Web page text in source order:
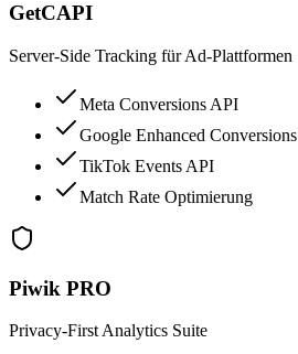
GetCAPI
Server-Side Tracking für Ad-Plattformen
Meta Conversions API
Google Enhanced Conversions
TikTok Events API
Match Rate Optimierung
Piwik PRO
Privacy-First Analytics Suite